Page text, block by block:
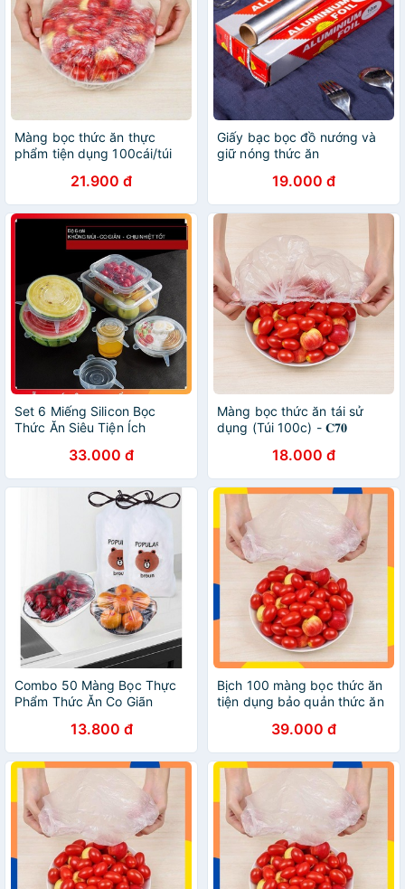
Màng bọc thức ăn thực
phẩm tiện dụng 100cái/túi
21.900 đ
Giấy bạc bọc đồ nướng và
giữ nóng thức ăn
19.000 đ
Set 6 Miếng Silicon Bọc
Thức Ăn Siêu Tiện Ích
33.000 đ
Màng bọc thức ăn tái sử
dụng (Túi 100c) - 𝐂𝟕𝟎
18.000 đ
Combo 50 Màng Bọc Thực
Phẩm Thức Ăn Co Giãn
13.800 đ
Bịch 100 màng bọc thức ăn
tiện dụng bảo quản thức ăn
39.000 đ